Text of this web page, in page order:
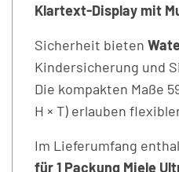
Klartext-Display mit
Sicherheit bieten
Kindersicherung und
Die kompakten Maße
H × T) erlauben
Im Lieferumfang
für 1 Packung Miele